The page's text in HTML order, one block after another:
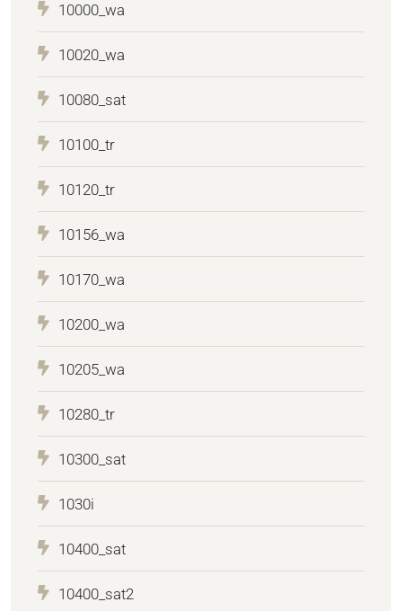
10000_wa
10020_wa
10080_sat
10100_tr
10120_tr
10156_wa
10170_wa
10200_wa
10205_wa
10280_tr
10300_sat
1030i
10400_sat
10400_sat2